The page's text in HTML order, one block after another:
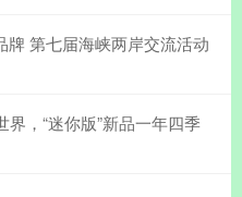
第七届海峡两岸交流活动
，“迷你版”新品一年四季